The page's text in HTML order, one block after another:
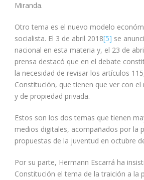
Miranda.
Otro tema es el nuevo modelo
socialista. El 3 de abril 2018[5] se
nacional en esta materia y, el 23 de
prensa destacó que en el debate
la necesidad de revisar los artículos
Constitución, que tienen que ver con
y de propiedad privada.
Estos son los dos temas que tienen
medios digitales, acompañados por la
propuestas de la juventud en octubre
Por su parte, Hermann Escarrá ha
Constitución el tema de la traición a la